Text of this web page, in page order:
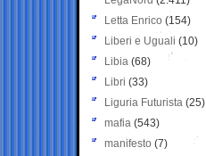
Letta Enrico (154)
Liberi e Uguali (10)
Libia (68)
Libri (33)
Liguria Futurista (25)
mafia (543)
manifesto (7)